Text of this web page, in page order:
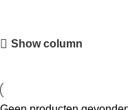
Show column